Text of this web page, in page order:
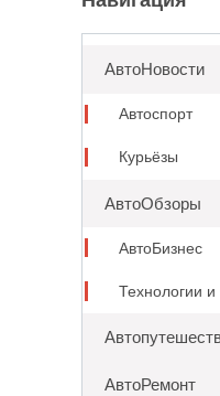
АвтоНовости
Автоспорт
Курьёзы
АвтоОбзоры
АвтоБизнес
Технологии
АвтоРемонт